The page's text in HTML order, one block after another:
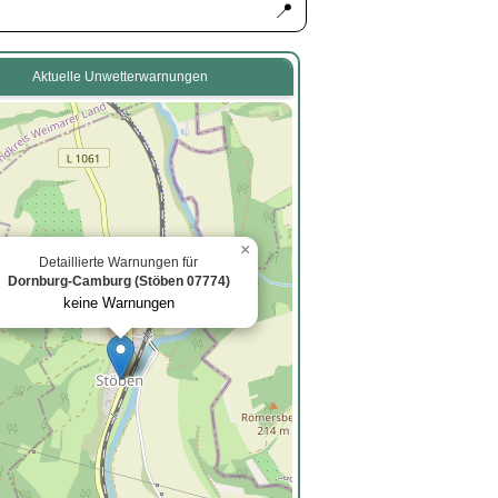
📍
Aktuelle Unwetterwarnungen
Detaillierte Warnungen für
Dornburg-Camburg (Stöben 07774)
keine Warnungen
×